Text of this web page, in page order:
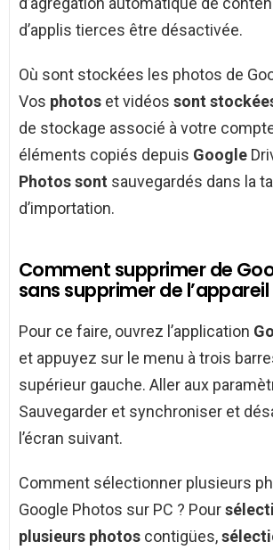
d’applis tierces être désactivée.
Où sont stockées les photos de
Vos photos et vidéos sont
de stockage associé à votre
éléments copiés depuis Google
Photos sont sauvegardés dans la
d’importation.
Comment supprimer de
sans supprimer de l’appareil
Pour ce faire, ouvrez l’application
et appuyez sur le menu à trois
supérieur gauche. Aller aux
Sauvegarder et synchroniser et
l’écran suivant.
Comment sélectionner plusieurs
Google Photos sur PC ? Pour
plusieurs photos contigües,